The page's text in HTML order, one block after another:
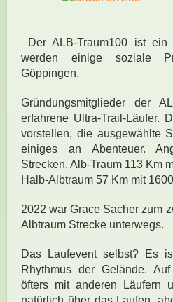
Der ALB-Traum100 ist ein
werden einige soziale
Göppingen.
Gründungsmitglieder der
erfahrene Ultra-Trail-Läufer.
vorstellen, die ausgewählte
einiges an Abenteuer.
Strecken. Alb-Traum 113 Km
Halb-Albtraum 57 Km mit
2022 war Grace Sacher zum
Albtraum Strecke unterwegs.
Das Laufevent selbst? Es
Rhythmus der Gelände.
öfters mit anderen Läufern